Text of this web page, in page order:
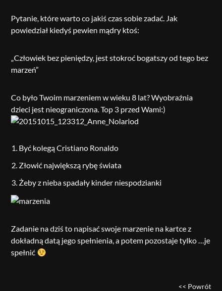
Pytanie, które warto co jakiś czas sobie zadać. Jak
powiedział kiedyś pewien mądry ktoś:
„Człowiek bez pieniędzy, jest stokroć bogatszy od tego bez
marzeń”
Co było Twoim marzeniem w wieku 8 lat? Wyobraźnia
dzieci jest nieograniczona. Top 3 przed Wami:)
Być kolegą Cristiano Ronaldo
Złowić największą rybę świata
Żeby z nieba spadały kinder niespodzianki
Zadanie na dziś to napisać swoje marzenie na kartce z
dokładną datą jego spełnienia, a potem pozostaje tylko …je
spełnić
<< Powrót